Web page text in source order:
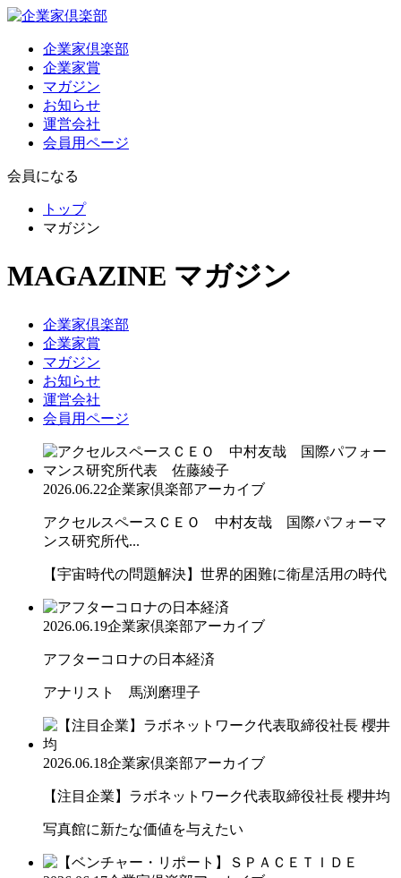
企業家倶楽部
企業家賞
マガジン
お知らせ
運営会社
会員用ページ
会員になる
トップ
マガジン
MAGAZINE マガジン
企業家倶楽部
企業家賞
マガジン
お知らせ
運営会社
会員用ページ
2026.06.22企業家倶楽部アーカイブ
アクセルスペースＣＥＯ 中村友哉 国際パフォーマ
ンス研究所代...
【宇宙時代の問題解決】世界的困難に衛星活用の時代
2026.06.19企業家倶楽部アーカイブ
アフターコロナの日本経済
アナリスト 馬渕磨理子
2026.06.18企業家倶楽部アーカイブ
【注目企業】ラボネットワーク代表取締役社長 櫻井均
写真館に新たな価値を与えたい